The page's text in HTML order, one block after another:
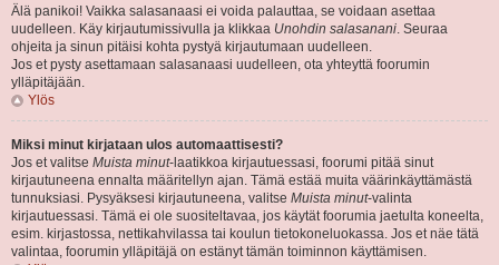
Älä panikoi! Vaikka salasanaasi ei voida palauttaa, se voidaan asettaa
uudelleen. Käy kirjautumissivulla ja klikkaa Unohdin salasanani. Seuraa
ohjeita ja sinun pitäisi kohta pystyä kirjautumaan uudelleen.
Jos et pysty asettamaan salasanaasi uudelleen, ota yhteyttä foorumin
ylläpitäjään.
Ylös
Miksi minut kirjataan ulos automaattisesti?
Jos et valitse Muista minut-laatikkoa kirjautuessasi, foorumi pitää sinut
kirjautuneena ennalta määritellyn ajan. Tämä estää muita väärinkäyttämästä
tunnuksiasi. Pysyäksesi kirjautuneena, valitse Muista minut-valinta
kirjautuessasi. Tämä ei ole suositeltavaa, jos käytät foorumia jaetulta koneelta,
esim. kirjastossa, nettikahvilassa tai koulun tietokoneluokassa. Jos et näe tätä
valintaa, foorumin ylläpitäjä on estänyt tämän toiminnon käyttämisen.